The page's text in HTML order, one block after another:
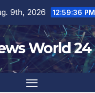
9th, 2026 12:59:37 PM
World 24